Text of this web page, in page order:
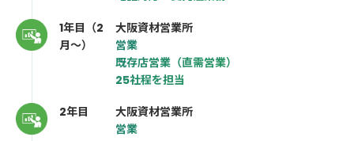
1年目（2
月～）
大阪資材営業所
営業
既存店営業（直需営業）
25社程を担当
2年目
大阪資材営業所
営業